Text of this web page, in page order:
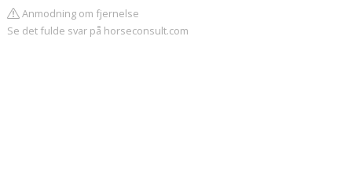
Anmodning om fjernelse
Se det fulde svar på horseconsult.com